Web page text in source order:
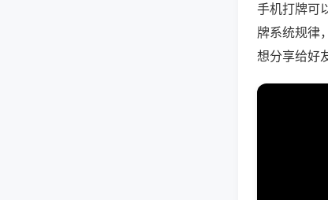
手机打牌可
牌系统规律
想分享给好